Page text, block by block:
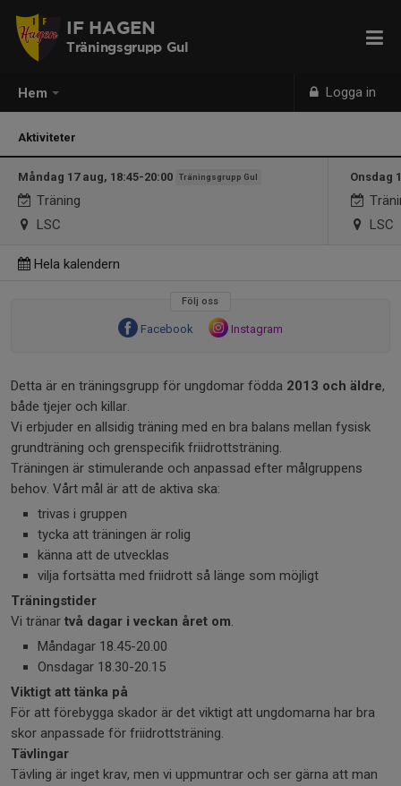
Hem Logga in
IF HAGEN
Träningsgrupp Gul
Aktiviteter
Måndag 17 aug, 18:45-20:00 Träningsgrupp Gul
Träning
LSC
Onsdag
LSC
Hela kalendern
Följ oss
Facebook Instagram
Detta är en träningsgrupp för ungdomar födda 2013 och äldre,
både tjejer och killar.
Vi erbjuder en allsidig träning med en bra balans mellan fysisk
grundträning och grenspecifik friidrottsträning.
Träningen är stimulerande och anpassad efter målgruppens
behov. Vårt mål är att de aktiva ska:
trivas i gruppen
tycka att träningen är rolig
känna att de utvecklas
vilja fortsätta med friidrott så länge som möjligt
Träningstider
Vi tränar två dagar i veckan året om.
Måndagar 18.45-20.00
Onsdagar 18.30-20.15
Viktigt att tänka på
För att förebygga skador är det viktigt att ungdomarna har bra
skor anpassade för friidrottsträning.
Tävlingar
Tävling är inget krav, men vi uppmuntrar och ser gärna att man